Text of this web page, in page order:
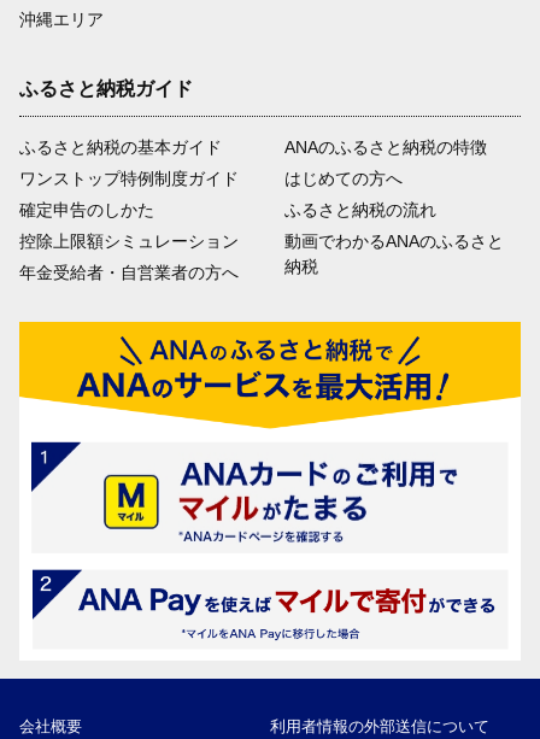
沖縄エリア
ふるさと納税ガイド
ふるさと納税の基本ガイド
ワンストップ特例制度ガイド
確定申告のしかた
控除上限額シミュレーション
年金受給者・自営業者の方へ
ANAのふるさと納税の特徴
はじめての方へ
ふるさと納税の流れ
動画でわかるANAのふるさと
納税
会社概要 利用者情報の外部送信について